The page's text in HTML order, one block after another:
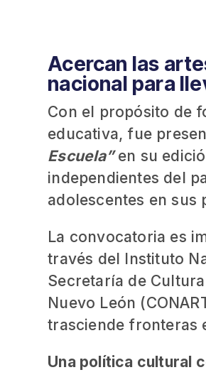
Acercan las
nacional para
Con el propósito de
educativa, fue
Escuela” en su
independientes del
adolescentes en sus
La convocatoria es
través del Instituto
Secretaría de
Nuevo León
trasciende fronteras
Una política cultural